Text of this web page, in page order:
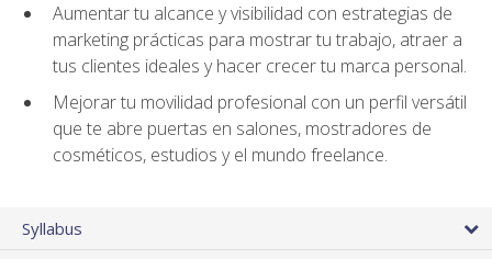
Aumentar tu alcance y visibilidad con estrategias de
marketing prácticas para mostrar tu trabajo, atraer a
tus clientes ideales y hacer crecer tu marca personal.
Mejorar tu movilidad profesional con un perfil versátil
que te abre puertas en salones, mostradores de
cosméticos, estudios y el mundo freelance.
Syllabus